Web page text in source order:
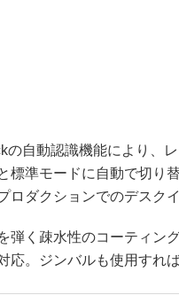
の自動認識機能により、
標準モードに自動で切り
ロダクションでのデスク
弾く疎水性のコーティン
応。ジンバルも使用すれ